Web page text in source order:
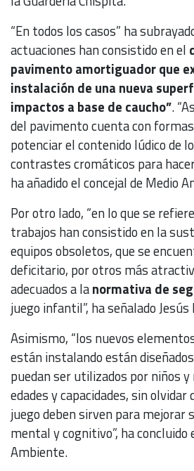
“En todos los casos” ha
actuaciones han consistido en el
pavimento amortiguador que
instalación de una nueva
impactos a base de caucho”.
del pavimento cuenta con
potenciar el contenido lúdico de
contrastes cromáticos para
ha añadido el concejal de Medio
Por otro lado, “en lo que se
trabajos han consistido en la
equipos obsoletos, que se
deficitario, por otros más
adecuados a lanormativa de
juego infantil”, ha señalado Jesús
Asimismo, “los nuevos
están instalando están
puedan ser utilizados por niños
edades y capacidades, sin olvidar
juego deben sirven para mejorar
mental y cognitivo”, ha concluido
Ambiente.